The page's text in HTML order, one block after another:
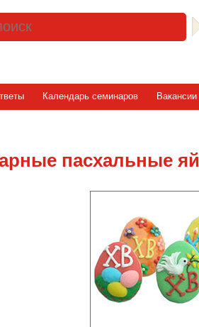
Календарь семинаров Вакансии
пасхальные